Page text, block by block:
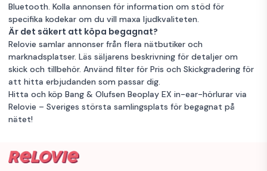
Bluetooth. Kolla annonsen för information om stöd för
specifika kodekar om du vill maxa ljudkvaliteten.
Är det säkert att köpa begagnat?
Relovie samlar annonser från flera nätbutiker och
marknadsplatser. Läs säljarens beskrivning för detaljer om
skick och tillbehör. Använd filter för Pris och Skickgradering för
att hitta erbjudanden som passar dig.
Hitta och köp Bang & Olufsen Beoplay EX in-ear-hörlurar via
Relovie – Sveriges största samlingsplats för begagnat på
nätet!